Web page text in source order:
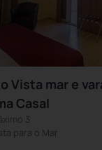
Vista mar e
Casal
3
para o Mar